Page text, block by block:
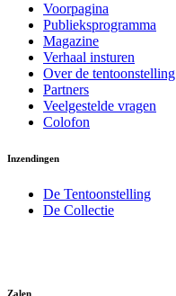
Voorpagina
Publieksprogramma
Magazine
Verhaal insturen
Over de tentoonstelling
Partners
Veelgestelde vragen
Colofon
Inzendingen
De Tentoonstelling
De Collectie
Zalen